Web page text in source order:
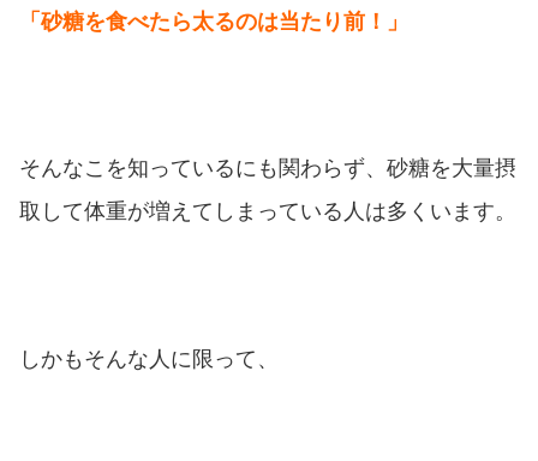
「砂糖を食べたら太るのは当たり前！」
そんなこを知っているにも関わらず、砂糖を大量摂
取して体重が増えてしまっている人は多くいます。
しかもそんな人に限って、